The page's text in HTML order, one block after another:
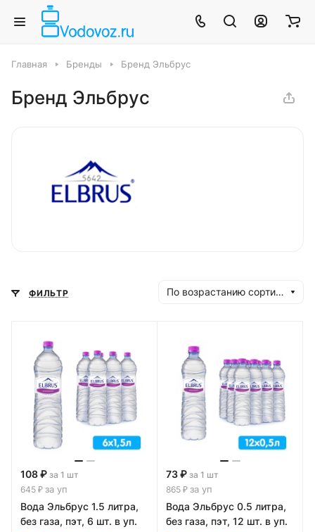
Главная Бренды Бренд Эльбрус
Бренд Эльбрус
ФИЛЬТР По возрастанию сортировки
108 ₽ за 1 шт
645 ₽ за уп
Вода Эльбрус 1.5 литра,
без газа, пэт, 6 шт. в уп.
73 ₽ за 1 шт
865 ₽ за уп
Вода Эльбрус 0.5 литра,
без газа, пэт, 12 шт. в уп.